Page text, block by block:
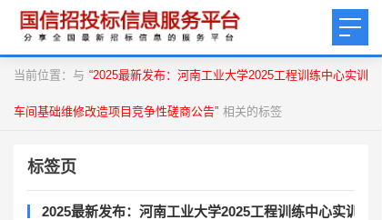
当前位置：与 “2025最新发布：河南工业大学2025工程训练中心实训
车间基础维修改造项目竞争性磋商公告” 相关的标签
标签页
2025最新发布：河南工业大学2025工程训练中心实训车